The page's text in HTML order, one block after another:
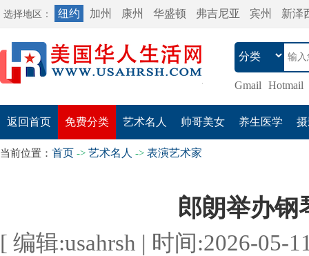
选择地区： 纽约 加州 康州 华盛顿 弗吉尼亚 宾州 新泽
Gmail Hotmail
返回首页 免费分类 艺术名人 帅哥美女 养生医学
当前位置： 首页 -> 艺术名人 -> 表演艺术家
郎朗举办钢
[ 编辑:usahrsh | 时间:2026-05-